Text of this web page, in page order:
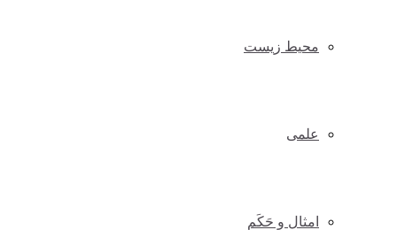
محیط زیست
علمی
امثال و حَکَم